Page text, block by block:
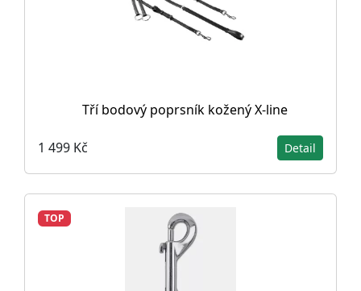
Tří bodový poprsník kožený X-line
1 499 Kč Detail
TOP